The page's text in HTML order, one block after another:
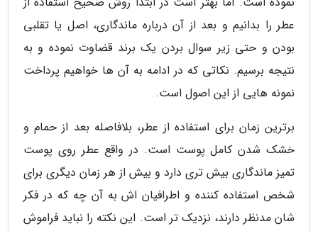
عطر را بدانیم و بعد از آن درباره ماندگاری، اصل یا تقلبی
بودن و حتی زیر سوال بردن یک برند قضاوت نموده و به
نتیجه برسیم. نکاتی که در ادامه به آن ها خواهیم پرداخت
نمونه هایی از این اصول است.
برترین زمان برای استفاده از عطر، بلافاصله بعد از حمام و
خشک شدن کامل پوست است. در واقع عطر روی پوست
تمیز ماندگاری بیش تری دارد و بیش از هر زمان دیگری برای
شخص استفاده کننده و اطرافیان اش به آن چه که در فکر
شان مدنظر دارند، نزدیک تر است. این نکته را نباید فراموش